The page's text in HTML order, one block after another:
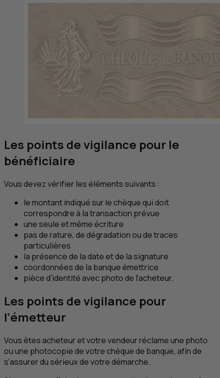
Les points de vigilance pour le
bénéficiaire
Vous devez vérifier les éléments suivants :
le montant indiqué sur le chèque qui doit
correspondre à la transaction prévue
une seule et même écriture
pas de rature, de dégradation ou de traces
particulières
la présence de la date et de la signature
coordonnées de la banque émettrice
pièce d’identité avec photo de l’acheteur.
Les points de vigilance pour
l’émetteur
Vous êtes acheteur et votre vendeur réclame une photo
ou une photocopie de votre chèque de banque, afin de
s’assurer du sérieux de votre démarche.